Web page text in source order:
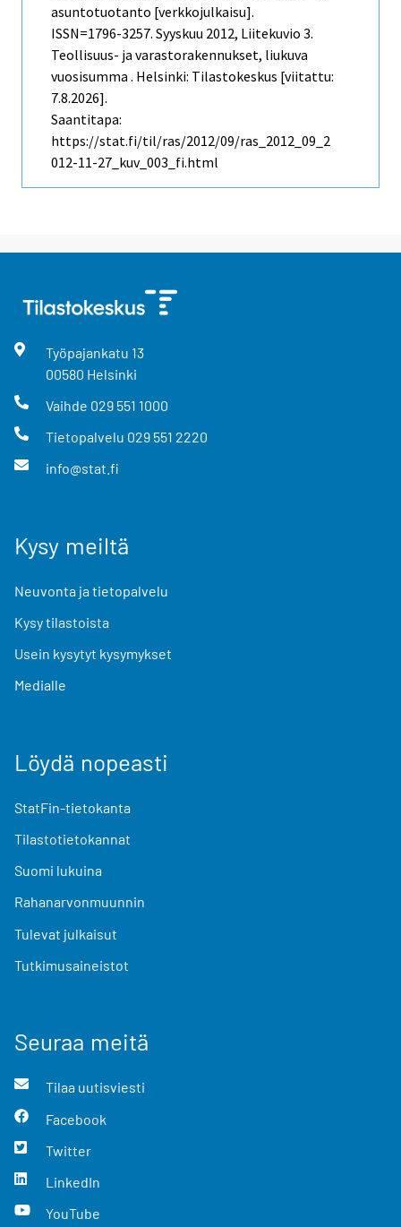
asuntotuotanto [verkkojulkaisu].
ISSN=1796-3257. Syyskuu 2012, Liitekuvio 3.
Teollisuus- ja varastorakennukset, liukuva
vuosisumma . Helsinki: Tilastokeskus [viitattu:
7.8.2026].
Saantitapa:
https://stat.fi/til/ras/2012/09/ras_2012_09_2
012-11-27_kuv_003_fi.html
Työpajankatu 13
00580 Helsinki
Vaihde 029 551 1000
Tietopalvelu 029 551 2220
info@stat.fi
Kysy meiltä
Neuvonta ja tietopalvelu
Kysy tilastoista
Usein kysytyt kysymykset
Medialle
Löydä nopeasti
StatFin-tietokanta
Tilastotietokannat
Suomi lukuina
Rahanarvonmuunnin
Tulevat julkaisut
Tutkimusaineistot
Seuraa meitä
Tilaa uutisviesti
Facebook
Twitter
LinkedIn
YouTube